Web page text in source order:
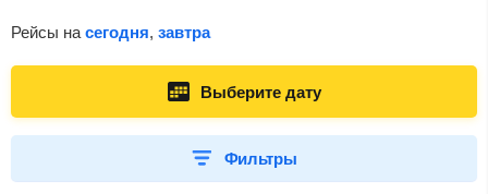
Рейсы на сегодня, завтра
Выберите дату
Фильтры